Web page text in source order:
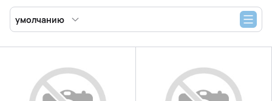
умолчанию